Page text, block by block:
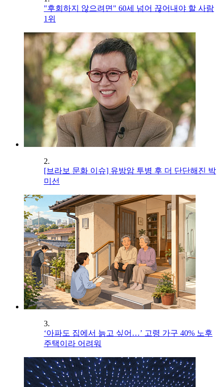
"후회하지 않으려면" 60세 넘어 끊어내야 할 사람
1위
2.
[브라보 문화 이슈] 유방암 투병 후 더 단단해진 박
미선
3.
‘아파도 집에서 늙고 싶어…’ 고령 가구 40% 노후
주택이라 어려워